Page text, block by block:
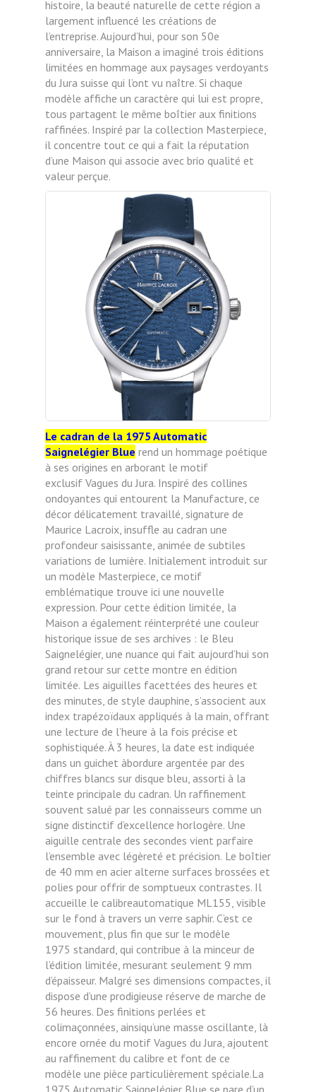
histoire, la beauté naturelle de cette région a
largement influencé les créations de
l’entreprise. Aujourd’hui, pour son 50e
anniversaire, la Maison a imaginé trois éditions
limitées en hommage aux paysages verdoyants
du Jura suisse qui l’ont vu naître. Si chaque
modèle affiche un caractère qui lui est propre,
tous partagent le même boîtier aux finitions
raffinées. Inspiré par la collection Masterpiece,
il concentre tout ce qui a fait la réputation
d’une Maison qui associe avec brio qualité et
valeur perçue.
Le cadran de la 1975 Automatic
Saignelégier Blue rend un hommage poétique
à ses origines en arborant le motif
exclusif Vagues du Jura. Inspiré des collines
ondoyantes qui entourent la Manufacture, ce
décor délicatement travaillé, signature de
Maurice Lacroix, insuffle au cadran une
profondeur saisissante, animée de subtiles
variations de lumière. Initialement introduit sur
un modèle Masterpiece, ce motif
emblématique trouve ici une nouvelle
expression. Pour cette édition limitée, la
Maison a également réinterprété une couleur
historique issue de ses archives : le Bleu
Saignelégier, une nuance qui fait aujourd’hui son
grand retour sur cette montre en édition
limitée. Les aiguilles facettées des heures et
des minutes, de style dauphine, s’associent aux
index trapézoïdaux appliqués à la main, offrant
une lecture de l’heure à la fois précise et
sophistiquée. À 3 heures, la date est indiquée
dans un guichet àbordure argentée par des
chiffres blancs sur disque bleu, assorti à la
teinte principale du cadran. Un raffinement
souvent salué par les connaisseurs comme un
signe distinctif d’excellence horlogère. Une
aiguille centrale des secondes vient parfaire
l’ensemble avec légèreté et précision. Le boîtier
de 40 mm en acier alterne surfaces brossées et
polies pour offrir de somptueux contrastes. Il
accueille le calibreautomatique ML155, visible
sur le fond à travers un verre saphir. C’est ce
mouvement, plus fin que sur le modèle
1975 standard, qui contribue à la minceur de
l’édition limitée, mesurant seulement 9 mm
d’épaisseur. Malgré ses dimensions compactes, il
dispose d’une prodigieuse réserve de marche de
56 heures. Des finitions perlées et
colimaçonnées, ainsiqu’une masse oscillante, là
encore ornée du motif Vagues du Jura, ajoutent
au raffinement du calibre et font de ce
modèle une pièce particulièrement spéciale.La
1975 Automatic Saignelégier Blue se pare d’un